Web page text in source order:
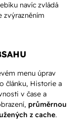
navíc zvládá
zvýrazněním
menu úprav
článku, Historie a
v čase a
průměrnou
z cache.